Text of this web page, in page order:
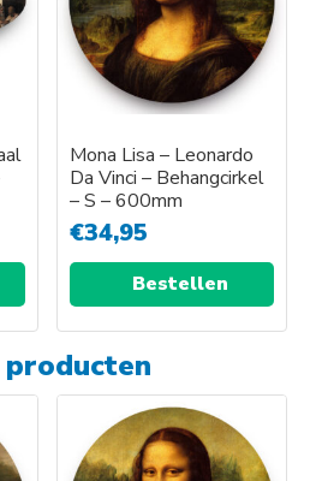
Mona Lisa – Leonardo
Da Vinci – Behangcirkel
– S – 600mm
€34,95
Bestellen